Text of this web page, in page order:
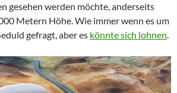
gesehen werden möchte, anderseits
Metern Höhe. Wie immer wenn es um
gefragt, aber es könnte sich lohnen.